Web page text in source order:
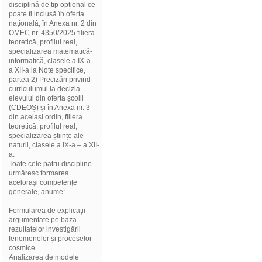
disciplină de tip opțional ce
poate fi inclusă în oferta
națională, în Anexa nr. 2 din
OMEC nr. 4350/2025 filiera
teoretică, profilul real,
specializarea matematică-
informatică, clasele a IX-a –
a XII-a la Note specifice,
partea 2) Precizări privind
curriculumul la decizia
elevului din oferta școlii
(CDEOȘ) și în Anexa nr. 3
din același ordin, filiera
teoretică, profilul real,
specializarea științe ale
naturii, clasele a IX-a – a XII-
a.
Toate cele patru discipline
urmăresc formarea
acelorași competențe
generale, anume:
Formularea de explicații
argumentate pe baza
rezultatelor investigării
fenomenelor și proceselor
cosmice
Analizarea de modele